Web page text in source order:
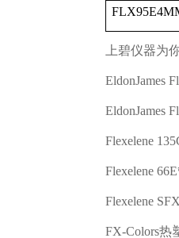
上碧仪器为
EldonJames
EldonJames
Flexelene
Flexelene 66E
Flexelene
FX-Colors热